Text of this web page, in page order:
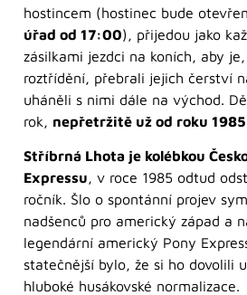
hostincem (hostinec bude
úřad od 17:00), přijedou jako
zásilkami jezdci na koních, aby
roztřídění, přebrali jejich čerství
uháněli s nimi dále na východ.
rok, nepřetržitě už od roku
Stříbrná Lhota je kolébkou
Expressu, v roce 1985 odtud
ročník. Šlo o spontánní projev
nadšenců pro americký západ a
legendární americký Pony
statečnější bylo, že si ho dovolili
hluboké husákovské normalizace.